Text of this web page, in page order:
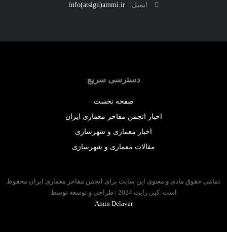
ایمیل:
info(atsign)ammi.ir
دسترسی سریع
صفحه نخست
اخبار انجمن مفاخر معماری ایران
اخبار معماری و شهرسازی
مقالات معماری و شهرسازی
حقوق مادی و معنوی این سایت برای انجمن مفاخر معماری ایران محفوظ
است. کپی رایت 2024 | طراحی و توسعه توسط
Amin Delavar